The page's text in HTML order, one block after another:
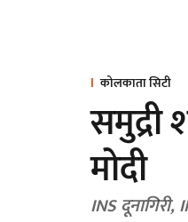
कोलकाता सिटी
समुद्री
मोदी
INS